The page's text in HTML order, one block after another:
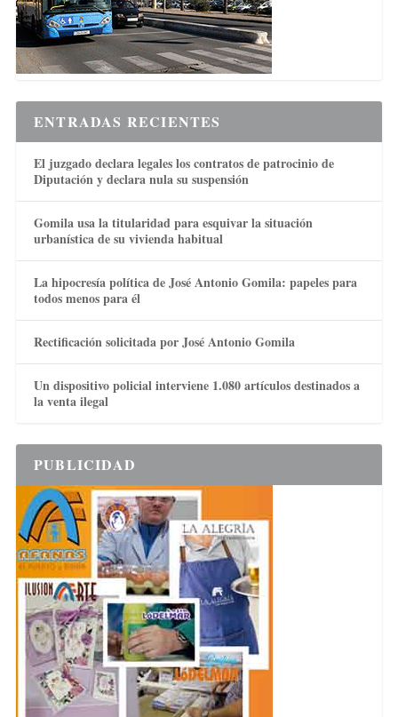
ENTRADAS RECIENTES
El juzgado declara legales los contratos de patrocinio de
Diputación y declara nula su suspensión
Gomila usa la titularidad para esquivar la situación
urbanística de su vivienda habitual
La hipocresía política de José Antonio Gomila: papeles para
todos menos para él
Rectificación solicitada por José Antonio Gomila
Un dispositivo policial interviene 1.080 artículos destinados a
la venta ilegal
PUBLICIDAD